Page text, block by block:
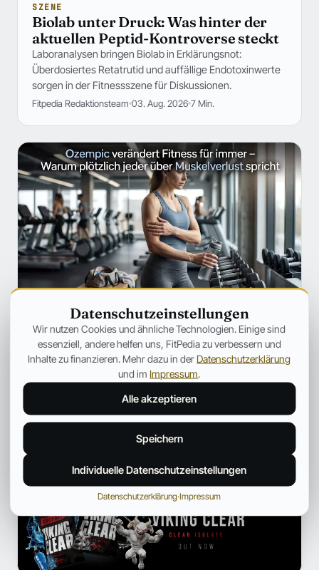
SZENE
Biolab unter Druck: Was hinter der
aktuellen Peptid-Kontroverse steckt
Laboranalysen bringen Biolab in Erklärungsnot:
Überdosiertes Retatrutid und auffällige Endotoxinwerte
sorgen in der Fitnessszene für Diskussionen.
Fitpedia Redaktionsteam 03. Aug. 2026 7 Min.
Ozempic verändert Fitness für immer
– Warum plötzlich jeder über
Muskelverlust spricht
Warum GLP-1-Medikamente immer häufiger unter dem
Aspekt des Muskelabbaus besprochen werden.
Jonas Bauer 19. Juli 2026 12 Min.
Datenschutzeinstellungen
Wir nutzen Cookies und ähnliche Technologien. Einige sind
essenziell, andere helfen uns, FitPedia zu verbessern und
Inhalte zu finanzieren. Mehr dazu in der Datenschutzerklärung
und im Impressum
Alle akzeptieren
Speichern
Individuelle Datenschutzeinstellungen
Datenschutzerklärung·Impressum